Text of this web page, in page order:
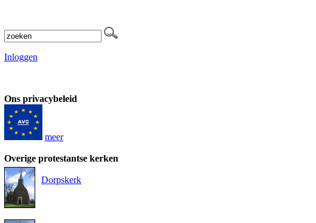
Inloggen
Ons privacybeleid
meer
Overige protestantse kerken
Dorpskerk